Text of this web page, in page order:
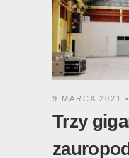
9 MARCA 2021 •
Trzy